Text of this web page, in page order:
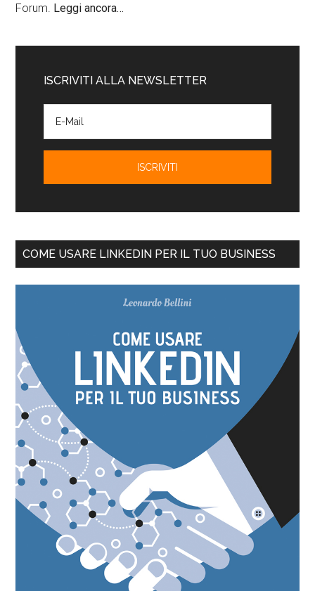
Forum. Leggi ancora…
ISCRIVITI ALLA NEWSLETTER
COME USARE LINKEDIN PER IL TUO BUSINESS